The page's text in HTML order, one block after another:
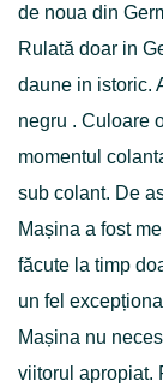
de noua din
Rulată doar in
daune in istoric.
negru . Culoare
momentul
sub colant. De
Mașina a fost
făcute la timp
un fel
Mașina nu
viitorul apropiat.